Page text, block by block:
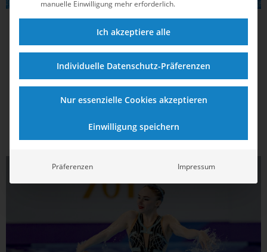
Daniela Reinhardt verabschiedet sich vom
Leistungssport
Nach 20 Jahren im Wasser ist auf einmal Schluss, Daniela
Reinhardt verabschiedet sich vom Leistungssport. Die
Verband e.V. (DSV) dieser Tage offiziell ihre Karriereende
bekanntgegeben. Dabei waren ihr im Duett mit ihrer
SYNCHRONSCHWIMMEN
manuelle Einwilligung mehr erforderlich.
Ich akzeptiere alle
Individuelle Datenschutz-Präferenzen
Nur essenzielle Cookies akzeptieren
Einwilligung speichern
Präferenzen Impressum